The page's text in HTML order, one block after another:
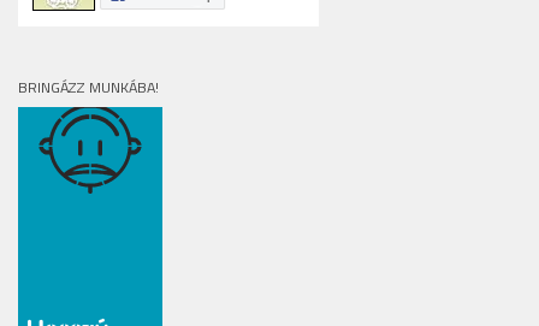
BRINGÁZZ MUNKÁBA!